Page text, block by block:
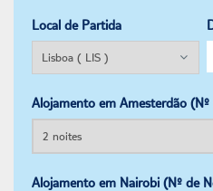
Local de Partida
Alojamento em Amesterdão
Alojamento em Nairobi (Nº de